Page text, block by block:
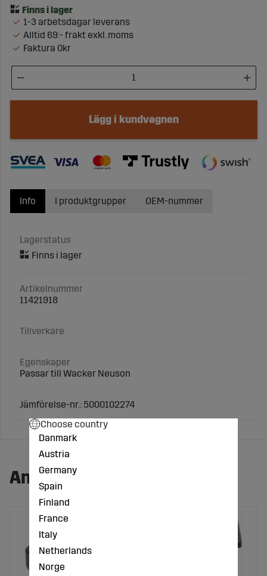
1-3 arbetsdagar leverans
Alltid 69:- frakt exkl. moms
Faktura 0kr
Lägg i kundvagnen
Info
Lagerstatus
Artikelnummer
11421918
Tillverkare
Egenskaper
Passar till Wacker Neuson
Jämförelse-nr.: 5000102274
I produktgrupper OEM-nummer
Andra köpte även:
Choose country
Danmark
Austria
Germany
Spain
Finland
France
Italy
Netherlands
Norge